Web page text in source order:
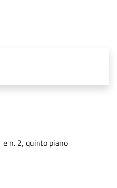
e n. 2, quinto piano